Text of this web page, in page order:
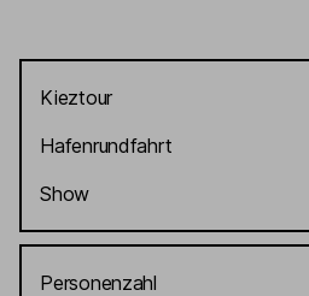
Kieztour
Hafenrundfahrt
Show
Personenzahl